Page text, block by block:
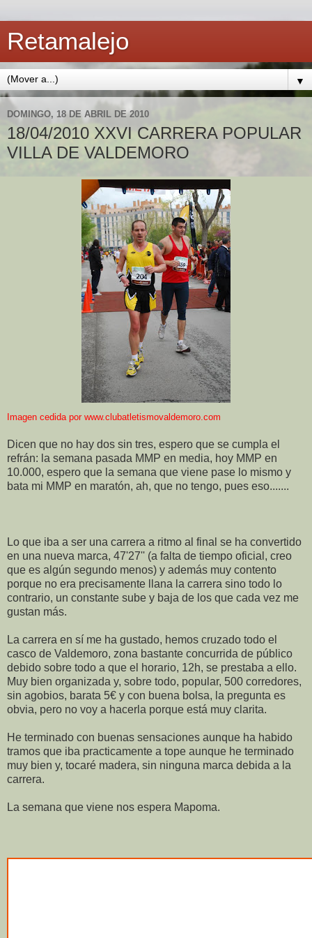
Retamalejo
▼
DOMINGO, 18 DE ABRIL DE 2010
18/04/2010 XXVI CARRERA POPULAR
VILLA DE VALDEMORO
Imagen cedida por www.clubatletismovaldemoro.com
Dicen que no hay dos sin tres, espero que se cumpla el
refrán: la semana pasada MMP en media, hoy MMP en
10.000, espero que la semana que viene pase lo mismo y
bata mi MMP en maratón, ah, que no tengo, pues eso.......
Lo que iba a ser una carrera a ritmo al final se ha convertido
en una nueva marca, 47'27'' (a falta de tiempo oficial, creo
que es algún segundo menos) y además muy contento
porque no era precisamente llana la carrera sino todo lo
contrario, un constante sube y baja de los que cada vez me
gustan más.
La carrera en sí me ha gustado, hemos cruzado todo el
casco de Valdemoro, zona bastante concurrida de público
debido sobre todo a que el horario, 12h, se prestaba a ello.
Muy bien organizada y, sobre todo, popular, 500 corredores,
sin agobios, barata 5€ y con buena bolsa, la pregunta es
obvia, pero no voy a hacerla porque está muy clarita.
He terminado con buenas sensaciones aunque ha habido
tramos que iba practicamente a tope aunque he terminado
muy bien y, tocaré madera, sin ninguna marca debida a la
carrera.
La semana que viene nos espera Mapoma.